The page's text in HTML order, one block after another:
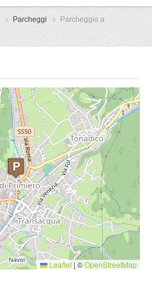
Parcheggi
Parcheggio a
Leaflet |©OpenStreetMap